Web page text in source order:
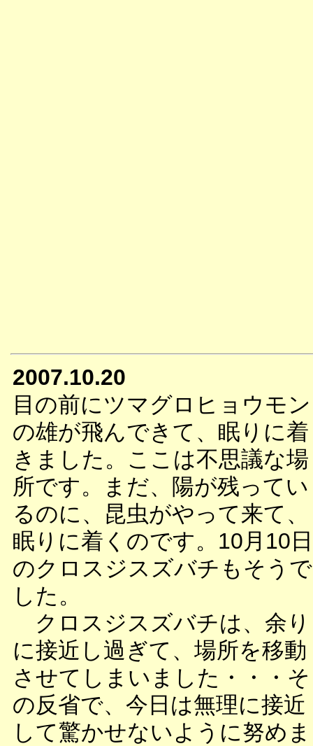
2007.10.20
目の前にツマグロヒョウモン
の雄が飛んできて、眠りに着
きました。ここは不思議な場
所です。まだ、陽が残ってい
るのに、昆虫がやって来て、
眠りに着くのです。10月10日
のクロスジスズバチもそうで
した。
クロスジスズバチは、余り
に接近し過ぎて、場所を移動
させてしまいました・・・そ
の反省で、今日は無理に接近
して驚かせないように努めま